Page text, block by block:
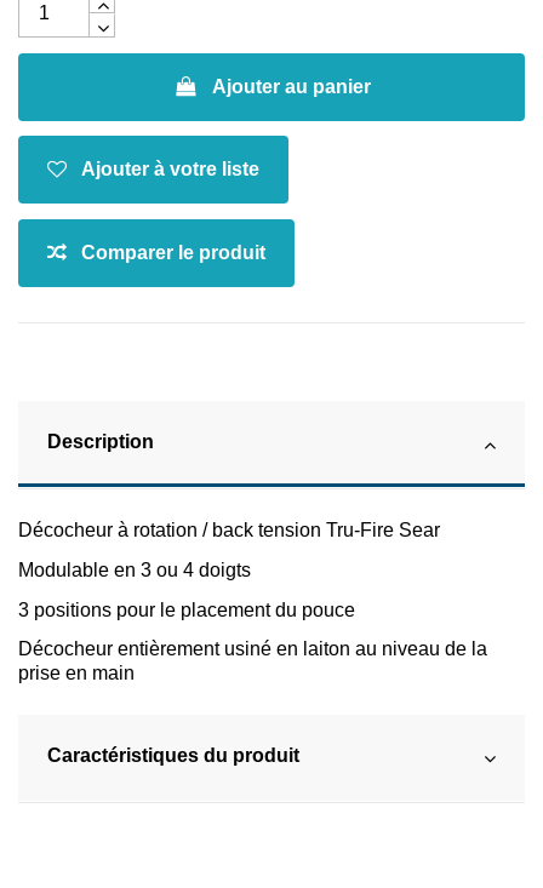
Ajouter au panier
Description
Décocheur à rotation / back tension Tru-Fire Sear
Modulable en 3 ou 4 doigts
3 positions pour le placement du pouce
Décocheur entièrement usiné en laiton au niveau de la
prise en main
Caractéristiques du produit